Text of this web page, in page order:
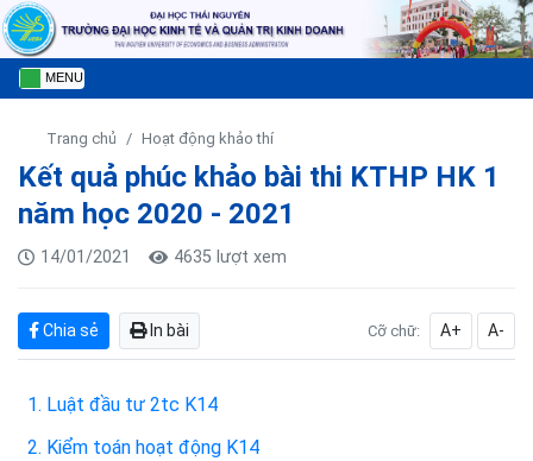
MENU
Trang chủ Hoạt động khảo thí
Kết quả phúc khảo bài thi KTHP HK 1
năm học 2020 - 2021
14/01/2021 4635 lượt xem
Chia sẻ In bài Cỡ chữ: A+ A-
1. Luật đầu tư 2tc K14
2. Kiểm toán hoạt động K14